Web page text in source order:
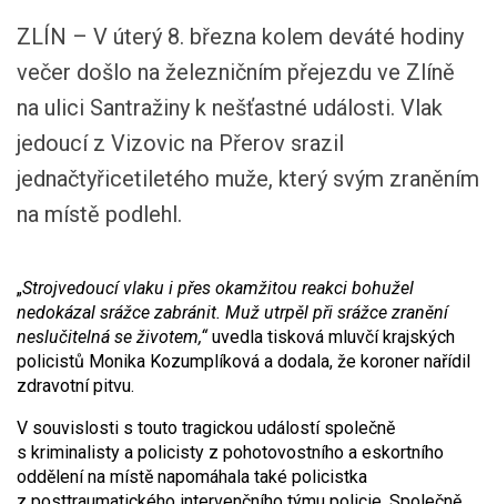
ZLÍN – V úterý 8. března kolem deváté hodiny
večer došlo na železničním přejezdu ve Zlíně
na ulici Santražiny k nešťastné události. Vlak
jedoucí z Vizovic na Přerov srazil
jednačtyřicetiletého muže, který svým zraněním
na místě podlehl.
„Strojvedoucí vlaku i přes okamžitou reakci bohužel
nedokázal srážce zabránit. Muž utrpěl při srážce zranění
neslučitelná se životem,“uvedla tisková mluvčí krajských
policistů Monika Kozumplíková a dodala, že koroner nařídil
zdravotní pitvu.
V souvislosti s touto tragickou událostí společně
s kriminalisty a policisty z pohotovostního a eskortního
oddělení na místě napomáhala také policistka